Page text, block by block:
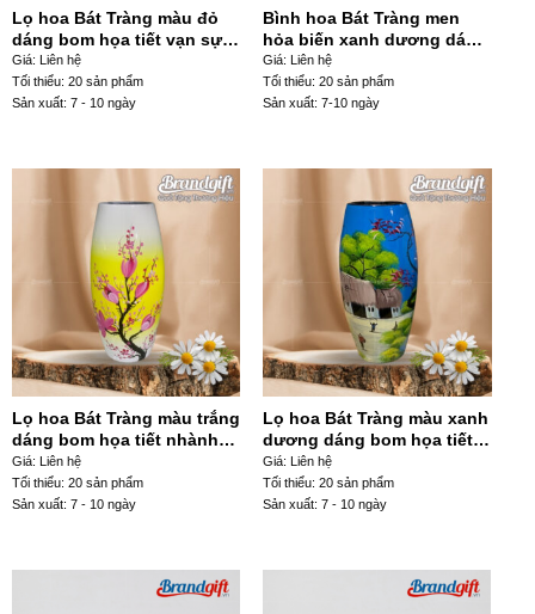
Lọ hoa Bát Tràng màu đỏ
dáng bom họa tiết vạn sự
như ý LHGS-94
Giá: Liên hệ
Tối thiểu: 20 sản phẩm
Sản xuất: 7 - 10 ngày
Bình hoa Bát Tràng men
hỏa biến xanh dương dáng
giỏ cua LHSG-14
Giá: Liên hệ
Tối thiểu: 20 sản phẩm
Sản xuất: 7-10 ngày
Lọ hoa Bát Tràng màu trắng
dáng bom họa tiết nhành
hoa màu hồng vẽ tay
LHGS-87
Giá: Liên hệ
Tối thiểu: 20 sản phẩm
Sản xuất: 7 - 10 ngày
Lọ hoa Bát Tràng màu xanh
dương dáng bom họa tiết
làng quê vẽ tay LHGS-91
Giá: Liên hệ
Tối thiểu: 20 sản phẩm
Sản xuất: 7 - 10 ngày